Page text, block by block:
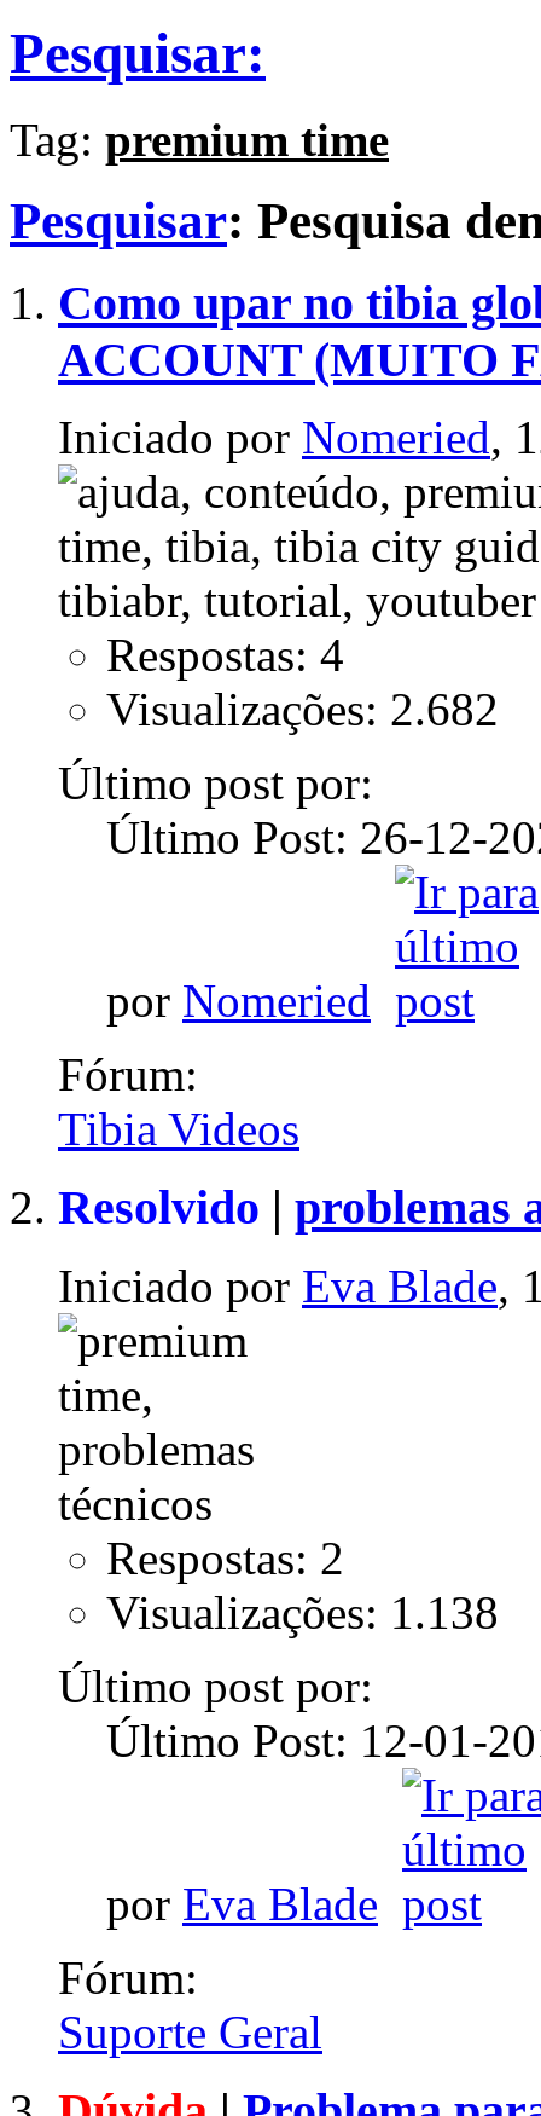
Pesquisar:
Tag: premium time
Pesquisar: Pesquisa
Como upar no tibia
ACCOUNT (MUITO
Iniciado por Nomeried,
Respostas: 4
Visualizações: 2.682
Último post por:
Último Post: 26-12-
por Nomeried
Fórum:
Tibia Videos
Resolvido | problemas
Iniciado por Eva Blade,
Respostas: 2
Visualizações: 1.138
Último post por:
Último Post: 12-01-
por Eva Blade
Fórum:
Suporte Geral